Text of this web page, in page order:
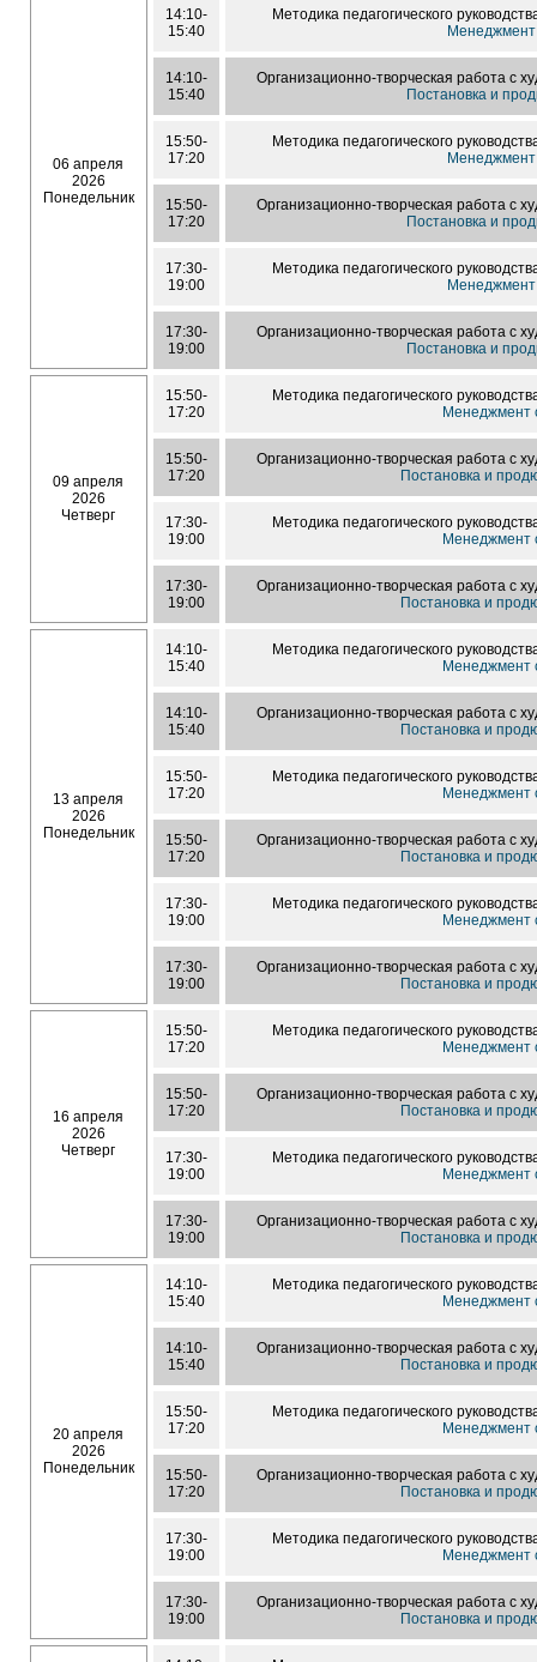
06 апреля
2026
Понедельник
14:10-
15:40
Методика педагогического
Менеджмент
14:10-
15:40
Организационно-творческая работа с
Постановка и
15:50-
17:20
Методика педагогического
Менеджмент
15:50-
17:20
Организационно-творческая работа с
Постановка и
17:30-
19:00
Методика педагогического
Менеджмент
17:30-
19:00
Организационно-творческая работа с
Постановка и
09 апреля
2026
Четверг
15:50-
17:20
Методика педагогического
Менеджмент
15:50-
17:20
Организационно-творческая работа с
Постановка и
17:30-
19:00
Методика педагогического
Менеджмент
17:30-
19:00
Организационно-творческая работа с
Постановка и
13 апреля
2026
Понедельник
14:10-
15:40
Методика педагогического
Менеджмент
14:10-
15:40
Организационно-творческая работа с
Постановка и
15:50-
17:20
Методика педагогического
Менеджмент
15:50-
17:20
Организационно-творческая работа с
Постановка и
17:30-
19:00
Методика педагогического
Менеджмент
17:30-
19:00
Организационно-творческая работа с
Постановка и
16 апреля
2026
Четверг
15:50-
17:20
Методика педагогического
Менеджмент
15:50-
17:20
Организационно-творческая работа с
Постановка и
17:30-
19:00
Методика педагогического
Менеджмент
17:30-
19:00
Организационно-творческая работа с
Постановка и
20 апреля
2026
Понедельник
14:10-
15:40
Методика педагогического
Менеджмент
14:10-
15:40
Организационно-творческая работа с
Постановка и
15:50-
17:20
Методика педагогического
Менеджмент
15:50-
17:20
Организационно-творческая работа с
Постановка и
17:30-
19:00
Методика педагогического
Менеджмент
17:30-
19:00
Организационно-творческая работа с
Постановка и